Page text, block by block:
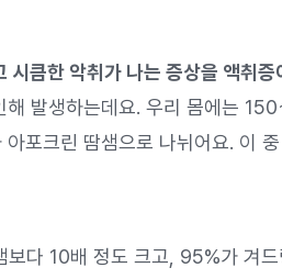
시큼한 악취가 나는 증상을 액취증
해 발생하는데요. 우리 몸에는
포크린 땀샘으로 나뉘어요. 이
보다 10배 정도 크고, 95%가 겨